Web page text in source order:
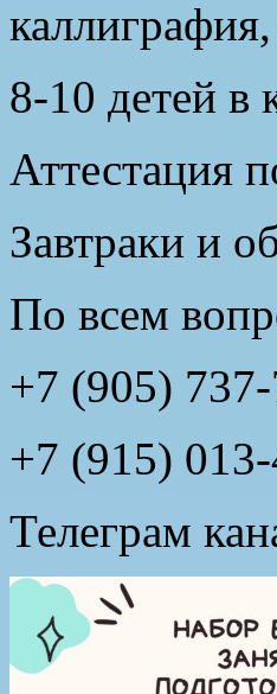
8-10 детей в
Аттестация
Завтраки и
По всем
+7 (905)
+7 (915)
Телеграм